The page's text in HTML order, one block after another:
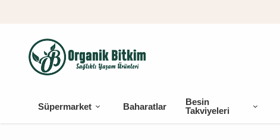
Süpermarket Baharatlar
Besin
Takviyeleri